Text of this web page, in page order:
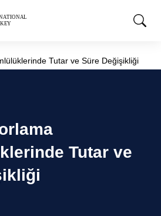
Tutar ve Süre Değişikliği
Tutar ve